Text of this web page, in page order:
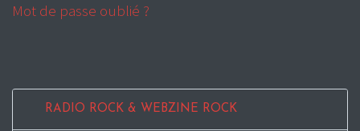
Mot de passe oublié ?
RADIO ROCK & WEBZINE ROCK